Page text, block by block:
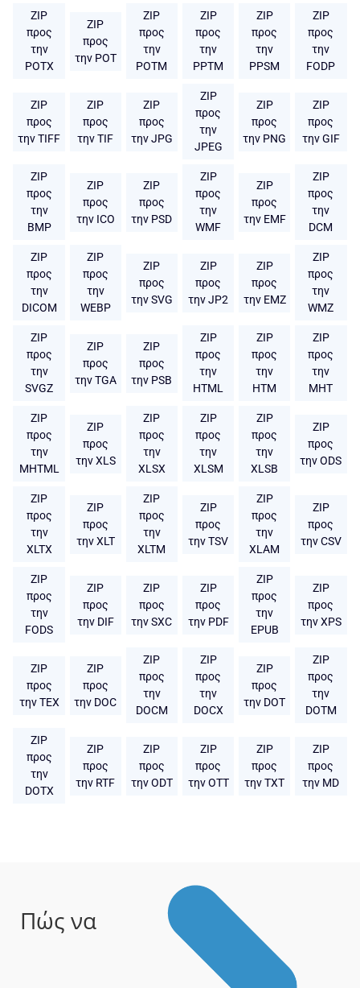
ZIP
προς
την
POTX
ZIP
προς
την POT
ZIP
προς
την
POTM
ZIP
προς
την
PPTM
ZIP
προς
την
PPSM
ZIP
προς
την
FODP
ZIP
προς
την TIFF
ZIP
προς
την TIF
ZIP
προς
την JPG
ZIP
προς
την
JPEG
ZIP
προς
την PNG
ZIP
προς
την GIF
ZIP
προς
την
BMP
ZIP
προς
την ICO
ZIP
προς
την PSD
ZIP
προς
την
WMF
ZIP
προς
την EMF
ZIP
προς
την
DCM
ZIP
προς
την
DICOM
ZIP
προς
την
WEBP
ZIP
προς
την SVG
ZIP
προς
την JP2
ZIP
προς
την EMZ
ZIP
προς
την
WMZ
ZIP
προς
την
SVGZ
ZIP
προς
την TGA
ZIP
προς
την PSB
ZIP
προς
την
HTML
ZIP
προς
την
HTM
ZIP
προς
την
MHT
ZIP
προς
την
MHTML
ZIP
προς
την XLS
ZIP
προς
την
XLSX
ZIP
προς
την
XLSM
ZIP
προς
την
XLSB
ZIP
προς
την ODS
ZIP
προς
την
XLTX
ZIP
προς
την XLT
ZIP
προς
την
XLTM
ZIP
προς
την TSV
ZIP
προς
την
XLAM
ZIP
προς
την CSV
ZIP
προς
την
FODS
ZIP
προς
την DIF
ZIP
προς
την SXC
ZIP
προς
την PDF
ZIP
προς
την
EPUB
ZIP
προς
την XPS
ZIP
προς
την TEX
ZIP
προς
την DOC
ZIP
προς
την
DOCM
ZIP
προς
την
DOCX
ZIP
προς
την DOT
ZIP
προς
την
DOTM
ZIP
προς
την
DOTX
ZIP
προς
την RTF
ZIP
προς
την ODT
ZIP
προς
την OTT
ZIP
προς
την TXT
ZIP
προς
την MD
Πώς να